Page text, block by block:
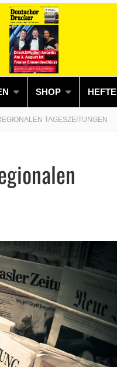
SHOP HEFTE
TAGESZEITUNGEN